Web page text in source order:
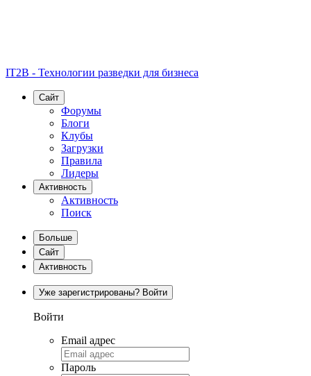
IT2B - Технологии разведки для бизнеса
Сайт
Форумы
Блоги
Клубы
Загрузки
Правила
Лидеры
Активность
Активность
Поиск
Больше
Сайт
Активность
Уже зарегистрированы? Войти
Войти
Email адрес
Пароль